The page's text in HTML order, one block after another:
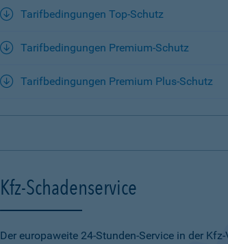
Tarifbedingungen Top-Schutz
Tarifbedingungen Premium-Schutz
Tarifbedingungen Premium Plus-Schutz
Kfz-Schadenservice
Der europaweite 24-Stunden-Service in der